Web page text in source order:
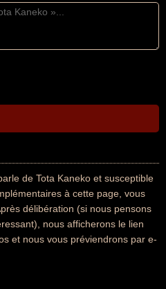
de Tota Kaneko et susceptible
à cette page, vous
délibération (si nous pensons
nous afficherons le lien
et nous vous préviendrons par e-